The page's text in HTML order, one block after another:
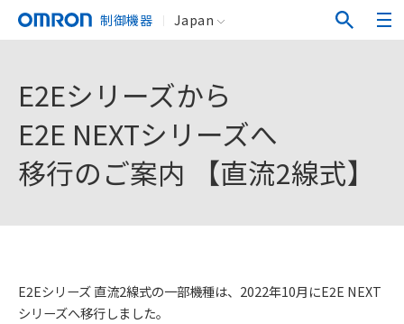
制御機器 Japan
E2Eシリーズから
E2E NEXTシリーズへ
移行のご案内 【直流2線式】
E2Eシリーズ 直流2線式の一部機種は、2022年10月にE2E NEXT
シリーズへ移行しました。